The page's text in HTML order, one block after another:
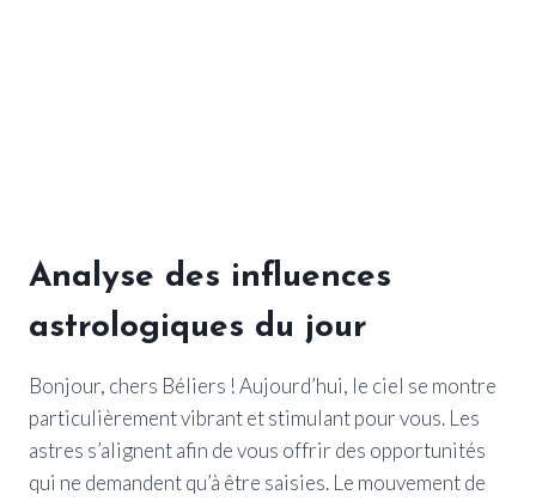
Analyse des influences
astrologiques du jour
Bonjour, chers Béliers ! Aujourd’hui, le ciel se montre
particulièrement vibrant et stimulant pour vous. Les
astres s’alignent afin de vous offrir des opportunités
qui ne demandent qu’à être saisies. Le mouvement de